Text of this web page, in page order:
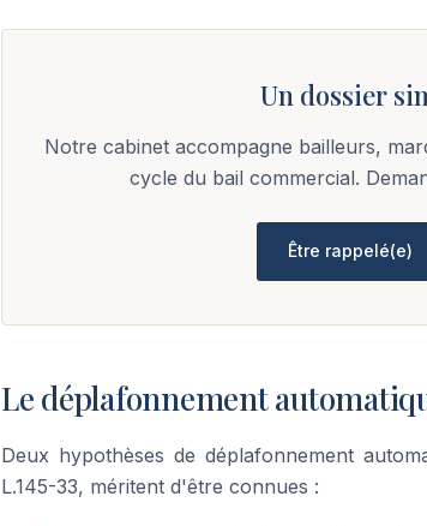
Un dossier
Notre cabinet accompagne bailleurs,
cycle du bail commercial.
Être rappelé(e)
Le déplafonnement
Deux hypothèses de déplafonnement
L.145-33, méritent d'être connues :